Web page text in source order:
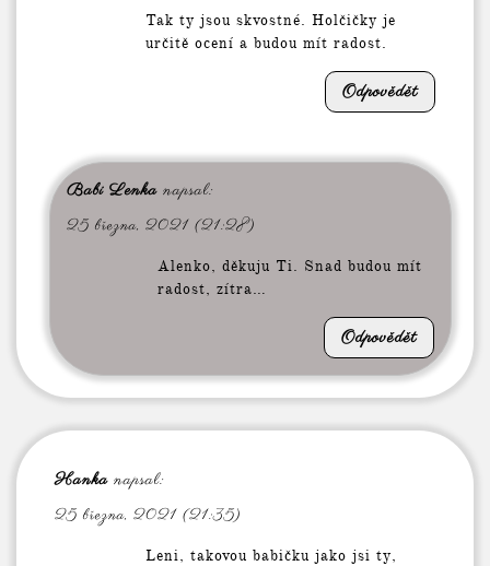
Tak ty jsou skvostné. Holčičky je
určitě ocení a budou mít radost.
Odpovědět
Babi Lenka napsal:
25 března, 2021 (21:28)
Alenko, děkuju Ti. Snad budou mít
radost, zítra…
Odpovědět
Hanka napsal:
25 března, 2021 (21:35)
Leni, takovou babičku jako jsi ty,